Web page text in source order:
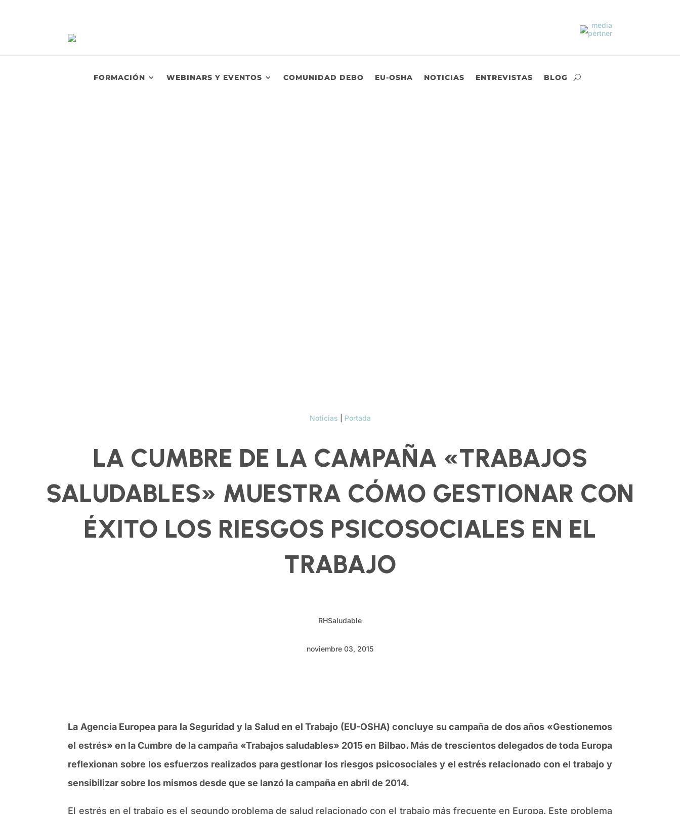
FORMACIÓN WEBINARS Y EVENTOS COMUNIDAD DEBO EU-OSHA NOTICIAS ENTREVISTAS BLOG
Noticias Portada
LA CUMBRE DE LA CAMPAÑA «TRABAJOS
SALUDABLES» MUESTRA CÓMO GESTIONAR CON
ÉXITO LOS RIESGOS PSICOSOCIALES EN EL
TRABAJO
RHSaludable
noviembre 03, 2015
La Agencia Europea para la Seguridad y la Salud en el Trabajo (EU-OSHA) concluye su campaña de dos años «Gestionemos
el estrés» en la Cumbre de la campaña «Trabajos saludables» 2015 en Bilbao. Más de trescientos delegados de toda Europa
reflexionan sobre los esfuerzos realizados para gestionar los riesgos psicosociales y el estrés relacionado con el trabajo y
sensibilizar sobre los mismos desde que se lanzó la campaña en abril de 2014.
El estrés en el trabajo es el segundo problema de salud relacionado con el trabajo más frecuente en Europa. Este problema